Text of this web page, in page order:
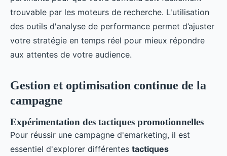
trouvable par les moteurs de recherche. L'utilisation
des outils d'analyse de performance permet d’ajuster
votre stratégie en temps réel pour mieux répondre
aux attentes de votre audience.
Gestion et optimisation continue de la
campagne
Expérimentation des tactiques promotionnelles
Pour réussir une campagne d'emarketing, il est
essentiel d'explorer différentes tactiques